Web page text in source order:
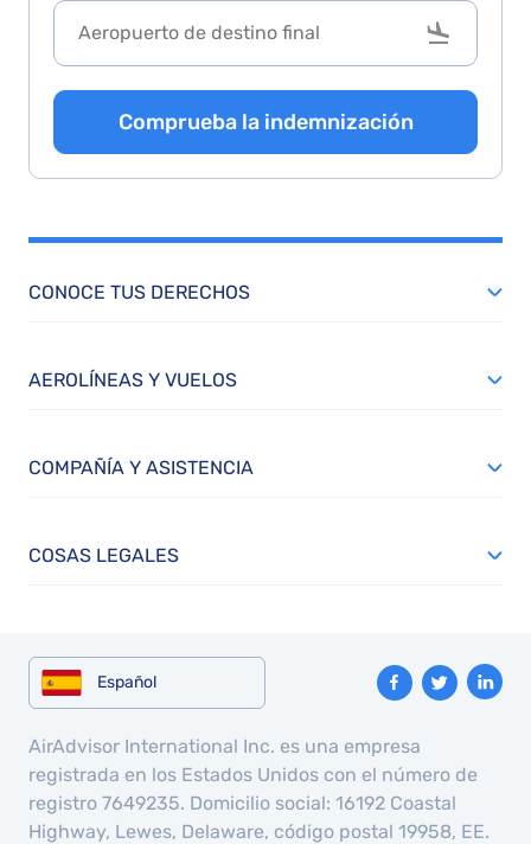
Comprueba la indemnización
CONOCE TUS DERECHOS
AEROLÍNEAS Y VUELOS
COMPAÑÍA Y ASISTENCIA
COSAS LEGALES
Español
AirAdvisor International Inc. es una empresa
registrada en los Estados Unidos con el número de
registro 7649235. Domicilio social: 16192 Coastal
Highway, Lewes, Delaware, código postal 19958, EE.